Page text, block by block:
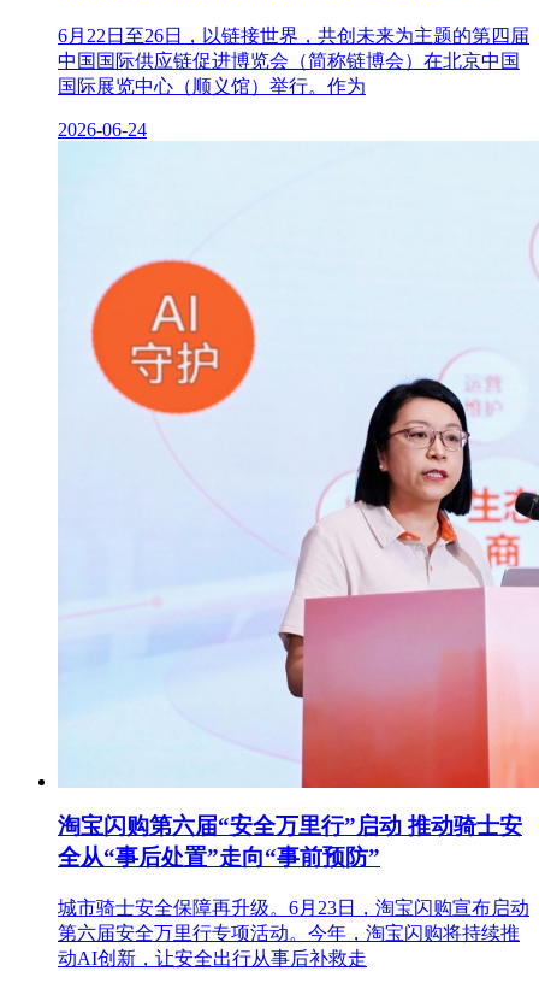
6月22日至26日，以链接世界，共创未来为主题的第四届
中国国际供应链促进博览会（简称链博会）在北京中国
国际展览中心（顺义馆）举行。作为
2026-06-24
淘宝闪购第六届“安全万里行”启动 推动骑士安
全从“事后处置”走向“事前预防”
城市骑士安全保障再升级。6月23日，淘宝闪购宣布启动
第六届安全万里行专项活动。今年，淘宝闪购将持续推
动AI创新，让安全出行从事后补救走